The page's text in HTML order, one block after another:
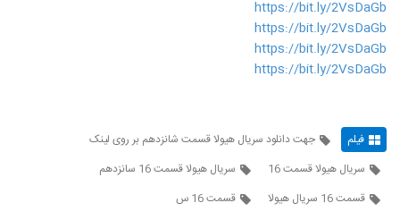
https://bit.ly/2VsDaGb
https://bit.ly/2VsDaGb
https://bit.ly/2VsDaGb
https://bit.ly/2VsDaGb
فیلم
جهت دانلود سریال هیولا قسمت شانزدهم بر روی لینک
سریال هیولا قسمت 16
سریال هیولا قسمت 16 سانزدهم
قسمت 16 سریال هیولا
قسمت 16 س